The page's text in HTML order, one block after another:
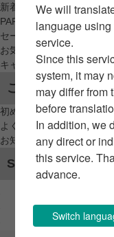
新着アイテムから探す
PARCO限定アイテムから
セールアイテムから探す
お気に入りから探す
キャンペーン/クーポン対
ご利用案内
初めてのお客様へ
よくあるご質問 / お問い
お知らせ
SNSアカウント
We will
language
service.
Since this
system, it may
may differ from
before
In addition, we
any direct or
this service.
advance.
Switch